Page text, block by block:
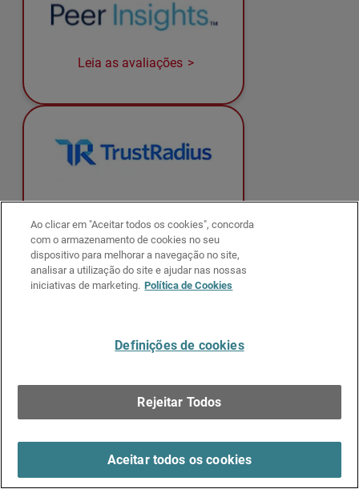
Leia as avaliações
Ao clicar em "Aceitar todos os cookies", concorda
com o armazenamento de cookies no seu
dispositivo para melhorar a navegação no site,
analisar a utilização do site e ajudar nas nossas
iniciativas de marketing. Política de Cookies
Definições de cookies
Rejeitar Todos
Aceitar todos os cookies